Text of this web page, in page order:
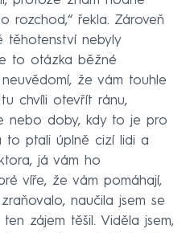
rozchod,“ řekla. Zároveň
těhotenství nebyly
to otázka běžné
že vám touhle
chvíli otevřít ránu,
nebo doby, kdy to je pro
to ptali úplně cizí lidi a
já vám ho
víře, že vám pomáhají,
naučila jsem se
zájem těšil. Viděla jsem,